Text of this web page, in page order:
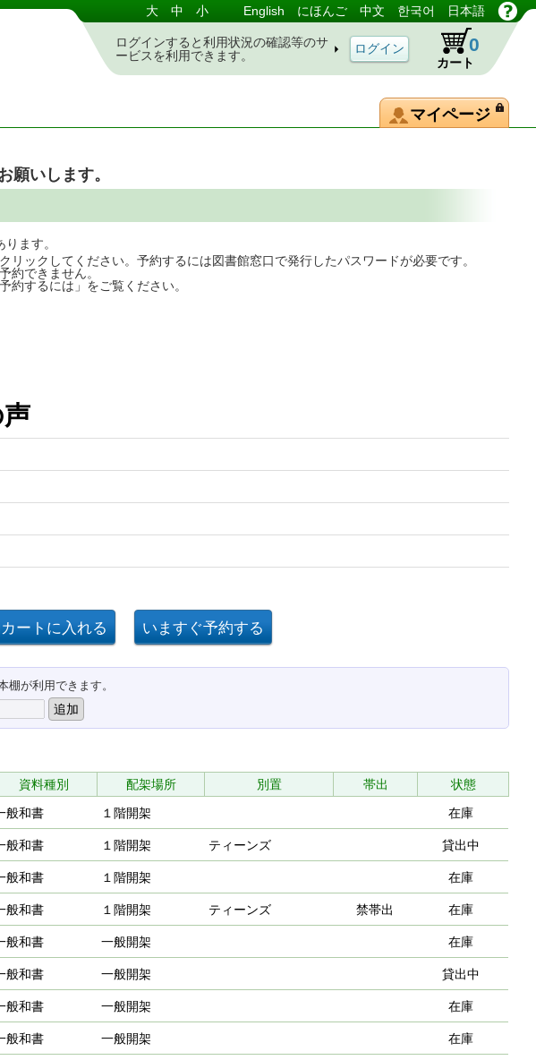
大 中 小 English にほんご 中文 한국어 日本語
ログインすると利用状況の確認等のサ
ービスを利用できます。
カート
0
マイページ
願いします。
ります。
リックしてください。予約するには図書館窓口で発行したパスワードが必要です。
約できません。
約するには」をご覧ください。
棚が利用できます。
資料種別 配架場所 別置 帯出
状態
般和書 １階開架 在庫
般和書 １階開架 ティーンズ 貸出中
般和書 １階開架 在庫
般和書 １階開架 ティーンズ 禁帯出 在庫
般和書 一般開架 在庫
般和書 一般開架 貸出中
般和書 一般開架 在庫
般和書 一般開架 在庫